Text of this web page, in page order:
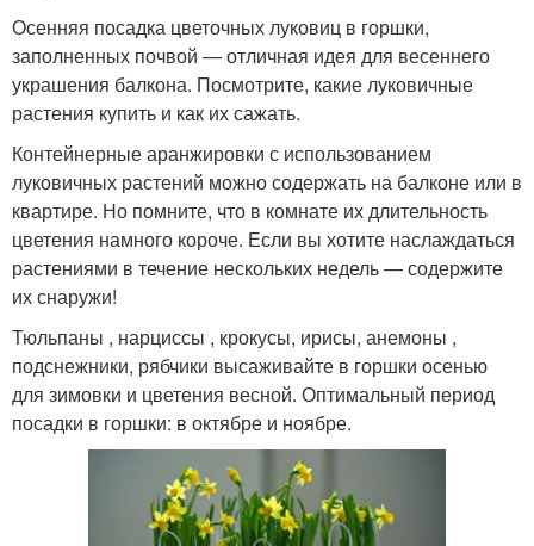
Осенняя посадка цветочных луковиц в горшки,
заполненных почвой — отличная идея для весеннего
украшения балкона. Посмотрите, какие луковичные
растения купить и как их сажать.
Контейнерные аранжировки с использованием
луковичных растений можно содержать на балконе или в
квартире. Но помните, что в комнате их длительность
цветения намного короче. Если вы хотите наслаждаться
растениями в течение нескольких недель — содержите
их снаружи!
Тюльпаны , нарциссы , крокусы, ирисы, анемоны ,
подснежники, рябчики высаживайте в горшки осенью
для зимовки и цветения весной. Оптимальный период
посадки в горшки: в октябре и ноябре.